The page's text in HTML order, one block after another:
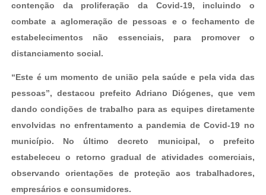
contenção da proliferação da Covid-19, incluindo o
combate a aglomeração de pessoas e o fechamento de
estabelecimentos não essenciais, para promover o
distanciamento social.
“Este é um momento de união pela saúde e pela vida das
pessoas”, destacou prefeito Adriano Diógenes, que vem
dando condições de trabalho para as equipes diretamente
envolvidas no enfrentamento a pandemia de Covid-19 no
município. No último decreto municipal, o prefeito
estabeleceu o retorno gradual de atividades comerciais,
observando orientações de proteção aos trabalhadores,
empresários e consumidores.